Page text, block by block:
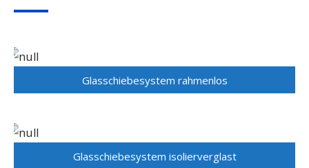
Glasschiebesystem rahmenlos
Glasschiebesystem isolierverglast